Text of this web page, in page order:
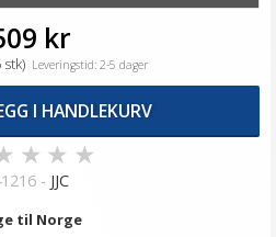
kr
stk)Leveringstid: 2-5 dager
I HANDLEKURV
★ ★ ★
- JJC
til Norge